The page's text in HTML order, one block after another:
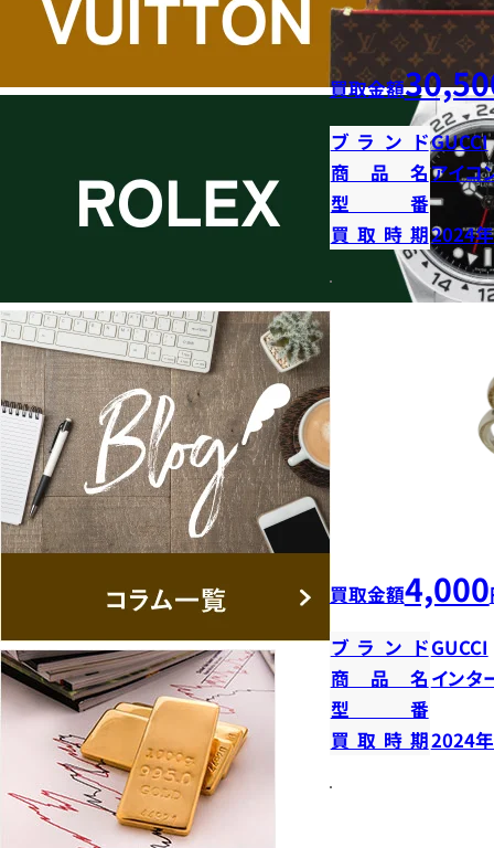
買取金額
ブランドGUCCI
商品名アイコ
型番
買取時期2024
買取金額4,000
ブランドGUCCI
商品名 インタ
型番
買取時期2024